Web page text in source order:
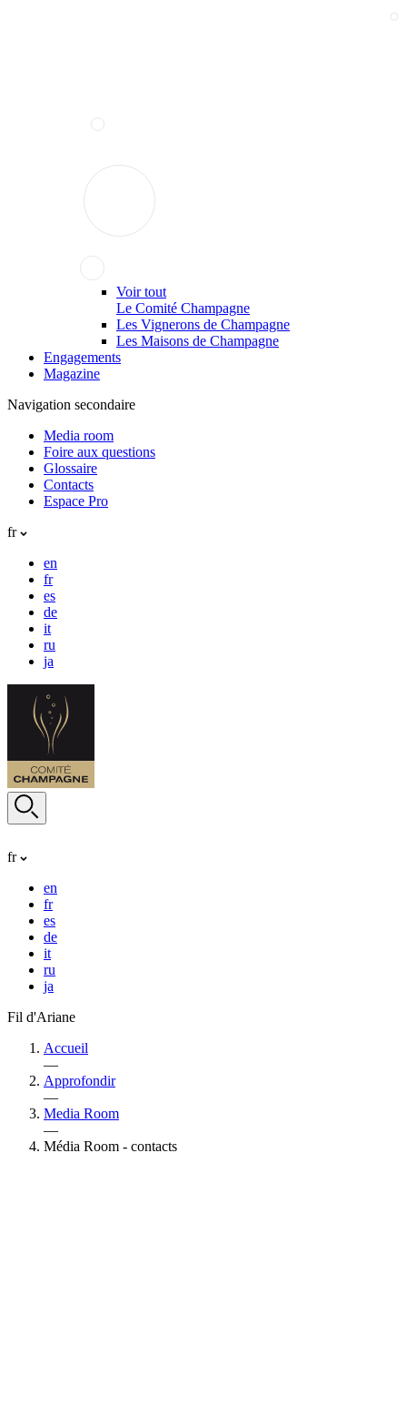
Voir tout
Le Comité Champagne
Les Vignerons de Champagne
Les Maisons de Champagne
Engagements
Magazine
Navigation secondaire
Media room
Foire aux questions
Glossaire
Contacts
Espace Pro
fr
en
fr
es
de
it
ru
ja
fr
en
fr
es
de
it
ru
ja
Fil d'Ariane
Accueil
—
Approfondir
—
Media Room
—
Média Room - contacts